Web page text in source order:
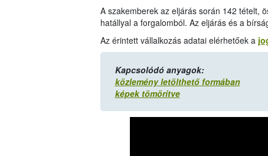
A szakemberek az eljárás során 142 tételt,
hatállyal a forgalomból. Az eljárás és a
Az érintett vállalkozás adatai elérhetőek a
Kapcsolódó anyagok:
közlemény letölthető formában
képek tömörítve